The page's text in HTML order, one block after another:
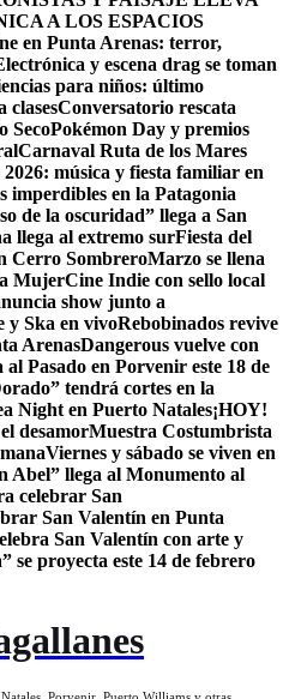
A LOS ESPACIOS
en Punta Arenas: terror,
y escena drag se toman
para niños: último
clasesConversatorio rescata
SecoPokémon Day y premios
Carnaval Ruta de los Mares
música y fiesta familiar en
imperdibles en la Patagonia
de la oscuridad” llega a San
llega al extremo surFiesta del
Cerro SombreroMarzo se llena
MujerCine Indie con sello local
show junto a
y Ska en vivoRebobinados revive
ArenasDangerous vuelve con
al Pasado en Porvenir este 18 de
tendrá cortes en la
Night en Puerto Natales¡HOY!
desamorMuestra Costumbrista
Viernes y sábado se viven en
Abel” llega al Monumento al
celebrar San
San Valentín en Punta
San Valentín con arte y
se proyecta este 14 de febrero